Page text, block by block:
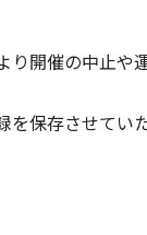
り開催の中止や
を保存させてい